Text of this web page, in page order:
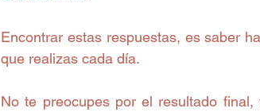
Encontrar estas respuestas, es saber
que realizas cada día.
No te preocupes por el resultado